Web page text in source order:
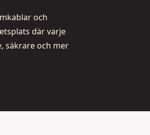
och
där varje
säkrare och mer